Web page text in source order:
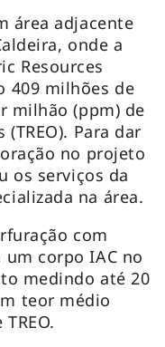
área adjacente
onde a
Resources
409 milhões de
milhão (ppm) de
Para dar
no projeto
os serviços da
na área.
com
corpo IAC no
medindo até 20
teor médio